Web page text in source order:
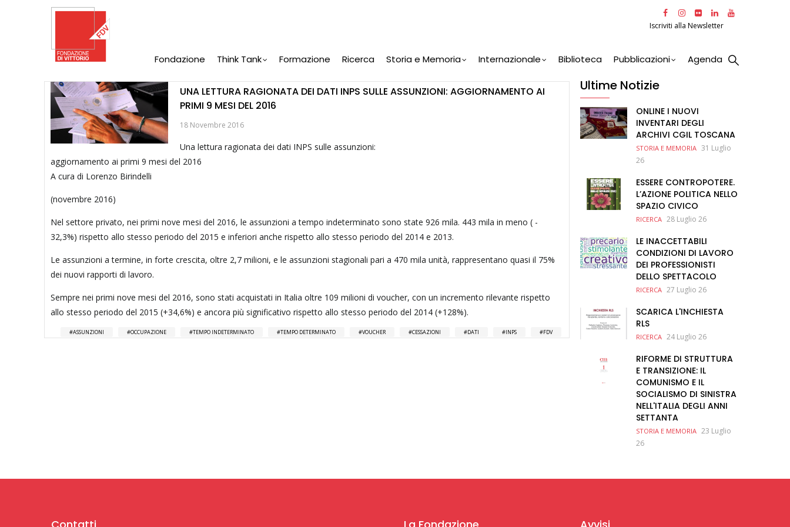
Iscriviti alla Newsletter
Navigation
Fondazione Think Tank Formazione Ricerca Storia e Memoria Internazionale Biblioteca Pubblicazioni Agenda
UNA LETTURA RAGIONATA DEI DATI INPS SULLE ASSUNZIONI: AGGIORNAMENTO AI
PRIMI 9 MESI DEL 2016
18 Novembre 2016
Una lettura ragionata dei dati INPS sulle assunzioni:
aggiornamento ai primi 9 mesi del 2016
A cura di Lorenzo Birindelli
(novembre 2016)
Nel settore privato, nei primi nove mesi del 2016, le assunzioni a tempo indeterminato sono state 926 mila. 443 mila in meno ( -
32,3%) rispetto allo stesso periodo del 2015 e inferiori anche rispetto allo stesso periodo del 2014 e 2013.
Le assunzioni a termine, in forte crescita, oltre 2,7 milioni, e le assunzioni stagionali pari a 470 mila unità, rappresentano quasi il 75%
dei nuovi rapporti di lavoro.
Sempre nei primi nove mesi del 2016, sono stati acquistati in Italia oltre 109 milioni di voucher, con un incremento rilevante rispetto
allo stesso periodo del 2015 (+34,6%) e ancora più significativo rispetto allo stesso periodo del 2014 (+128%).
ASSUNZIONI OCCUPAZIONE TEMPO INDETERMINATO TEMPO DETERMINATO VOUCHER CESSAZIONI DATI INPS FDV
Ultime Notizie
ONLINE I NUOVI
INVENTARI DEGLI
ARCHIVI CGIL TOSCANA
STORIA E MEMORIA 31 Luglio
26
ESSERE CONTROPOTERE.
L’AZIONE POLITICA NELLO
SPAZIO CIVICO
RICERCA 28 Luglio 26
LE INACCETTABILI
CONDIZIONI DI LAVORO
DEI PROFESSIONISTI
DELLO SPETTACOLO
RICERCA 27 Luglio 26
SCARICA L'INCHIESTA
RLS
RICERCA 24 Luglio 26
RIFORME DI STRUTTURA
E TRANSIZIONE: IL
COMUNISMO E IL
SOCIALISMO DI SINISTRA
NELL'ITALIA DEGLI ANNI
SETTANTA
STORIA E MEMORIA 23 Luglio
26